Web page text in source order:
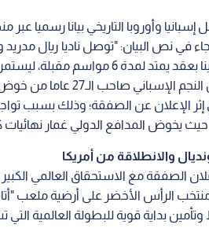
وأوروبا التاريخي بيانا رسميا
في نص البيان: "توصل ناديا ريال مدريد
مواسم مقبلة، ليستمر حتى 30 يونيو/ حزيران 2032".
ولم يتمكن النجم
إثر الإعلان عن الصفقة؛ وذلك بسبب
حيث يخوض المدافع الدولي غمار نهائيات كأس
والانطلاقة من أمريكا
الصفقة مع الاستحقاق العالمي
الرأس الأخضر على أرضية ملعب
بداية قوية للبطولة العالمية